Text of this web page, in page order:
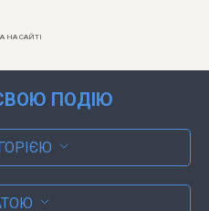
НА САЙТІ
ПОДІЮ